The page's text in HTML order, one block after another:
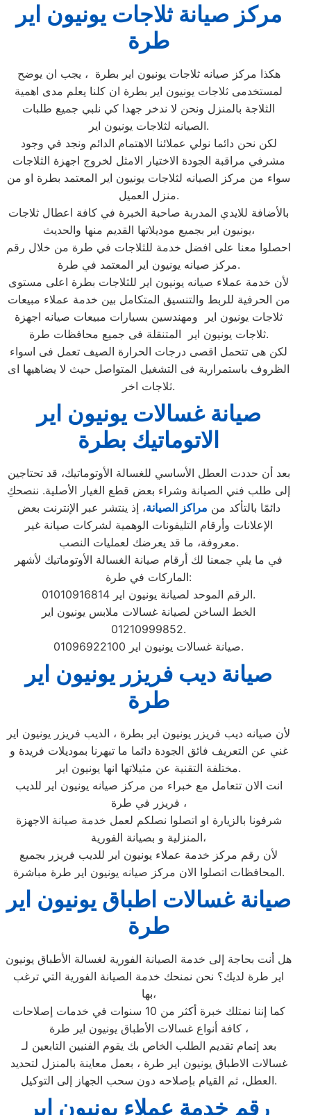
مركز صيانة ثلاجات يونيون اير
طرة
هكذا مركز صيانه ثلاجات يونيون اير بطرة ، يجب ان يوضح
لمستخدمى ثلاجات يونيون اير بطرة ان كلنا يعلم مدى اهمية
الثلاجة بالمنزل ونحن لا ندخر جهدا كي نلبي جميع طلبات
الصيانه لثلاجات يونيون اير.
لكن نحن دائما نولي عملائنا الاهتمام الدائم ونجد في وجود
مشرفي مراقبة الجودة الاختيار الامثل لخروج اجهزة الثلاجات
سواء من مركز الصيانه لثلاجات يونيون اير المعتمد بطرة او من
منزل العميل.
بالأضافة للايدي المدربة صاحبة الخبرة في كافة اعطال ثلاجات
يونيون اير بجميع موديلاتها القديم منها والحديث،
احصلوا معنا على افضل خدمة للثلاجات في طرة من خلال رقم
مركز صيانه يونيون اير المعتمد في طرة.
لأن خدمة عملاء صيانه يونيون اير للثلاجات بطرة اعلى مستوى
من الحرفية للربط والتنسيق المتكامل بين خدمة عملاء مبيعات
ثلاجات يونيون اير ومهندسين بسيارات مبيعات صيانه اجهزة
ثلاجات يونيون اير المتنقلة فى جميع محافظات طرة.
لكن هى تتحمل اقصى درجات الحرارة الصيف تعمل فى اسواء
الظروف باستمرارية فى التشغيل المتواصل حيث لا يضاهيها اى
ثلاجات اخر.
صيانة غسالات يونيون اير
الاتوماتيك بطرة
بعد أن حددت العطل الأساسي للغسالة الأوتوماتيك، قد تحتاجين
إلى طلب فني الصيانة وشراء بعض قطع الغيار الأصلية. ننصحكِ
دائمًا بالتأكد من مراكز الصيانة، إذ ينتشر عبر الإنترنت بعض
الإعلانات وأرقام التليفونات الوهمية لشركات صيانة غير
معروفة، ما قد يعرضك لعمليات النصب.
في ما يلي جمعنا لك أرقام صيانة الغسالة الأوتوماتيك لأشهر
الماركات في طرة:
الرقم الموحد لصيانة يونيون اير 01010916814.
الخط الساخن لصيانة غسالات ملابس يونيون اير
01210999852.
صيانة غسالات يونيون اير 01096922100.
صيانة ديب فريزر يونيون اير
طرة
لأن صيانه ديب فريزر يونيون اير بطرة ، الديب فريزر يونيون اير
غني عن التعريف فائق الجودة دائما ما تبهرنا بموديلات فريدة و
مختلفة التقنية عن مثيلاتها انها يونيون اير.
انت الان تتعامل مع خبراء من مركز صيانه يونيون اير للديب
فريزر في طرة ،
شرفونا بالزيارة او اتصلوا نصلكم لعمل خدمة صيانة الاجهزة
المنزلية و بصيانة الفورية،
لأن رقم مركز خدمة عملاء يونيون اير للديب فريزر بجميع
المحافظات اتصلوا الان مركز صيانه يونيون اير طرة مباشرة.
صيانة غسالات اطباق يونيون اير
طرة
هل أنت بحاجة إلى خدمة الصيانة الفورية لغسالة الأطباق يونيون
اير طرة لديك؟ نحن نمنحك خدمة الصيانة الفورية التي ترغب
بها،
كما إننا نمتلك خبرة أكثر من 10 سنوات في خدمات إصلاحات
كافة أنواع غسالات الأطباق يونيون اير طرة ،
بعد إتمام تقديم الطلب الخاص بك يقوم الفنيين التابعين لـ
غسالات الاطباق يونيون اير طرة ، بعمل معاينة بالمنزل لتحديد
العطل، ثم القيام بإصلاحه دون سحب الجهاز إلى التوكيل.
رقم خدمة عملاء يونيون اير